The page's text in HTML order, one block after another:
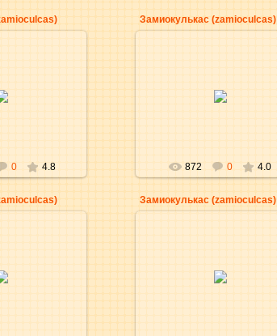
0 4.8
Замиокулькас (zamioculcas)
872 0 4.0
Замиокулькас (zamioculcas)